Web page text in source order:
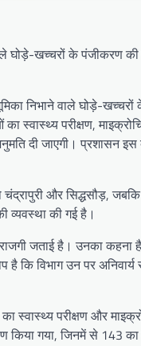
घोड़े-खच्चरों के पंजीकरण
निभाने वाले घोड़े-
स्वास्थ्य परीक्षण,
दी जाएगी। प्रशासन
और सिद्धसौड़,
व्यवस्था की गई है।
जताई है। उनका कहना
विभाग उन पर अनिवार्य
परीक्षण और
गया, जिनमें से 143 का